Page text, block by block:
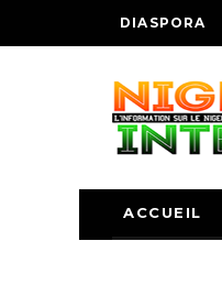
DIASPORA
ACCUEIL